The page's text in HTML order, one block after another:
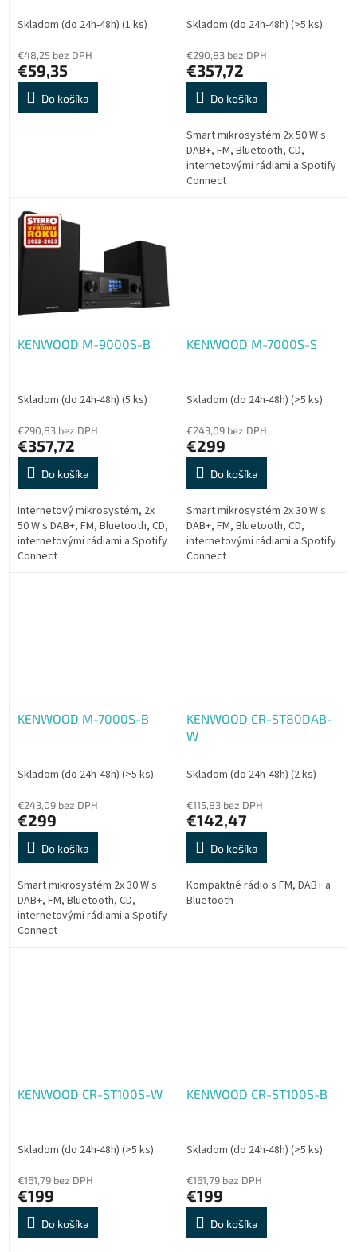
čierna
Skladom (do 24h-48h) (1 ks)
€48,25 bez DPH
€59,35
Do košíka
Skladom (do 24h-48h) (>5 ks)
€290,83 bez DPH
€357,72
Do košíka
Smart mikrosystém 2x 50 W s
DAB+, FM, Bluetooth, CD,
internetovými rádiami a Spotify
Connect
KENWOOD M-9000S-B
Skladom (do 24h-48h) (5 ks)
€290,83 bez DPH
€357,72
Do košíka
Internetový mikrosystém, 2x
50 W s DAB+, FM, Bluetooth, CD,
internetovými rádiami a Spotify
Connect
KENWOOD M-7000S-S
Skladom (do 24h-48h) (>5 ks)
€243,09 bez DPH
€299
Do košíka
Smart mikrosystém 2x 30 W s
DAB+, FM, Bluetooth, CD,
internetovými rádiami a Spotify
Connect
KENWOOD M-7000S-B
Skladom (do 24h-48h) (>5 ks)
€243,09 bez DPH
€299
Do košíka
Smart mikrosystém 2x 30 W s
DAB+, FM, Bluetooth, CD,
internetovými rádiami a Spotify
Connect
KENWOOD CR-ST80DAB-
W
Skladom (do 24h-48h) (2 ks)
€115,83 bez DPH
€142,47
Do košíka
Kompaktné rádio s FM, DAB+ a
Bluetooth
KENWOOD CR-ST100S-W
Skladom (do 24h-48h) (>5 ks)
€161,79 bez DPH
€199
Do košíka
KENWOOD CR-ST100S-B
Skladom (do 24h-48h) (>5 ks)
€161,79 bez DPH
€199
Do košíka